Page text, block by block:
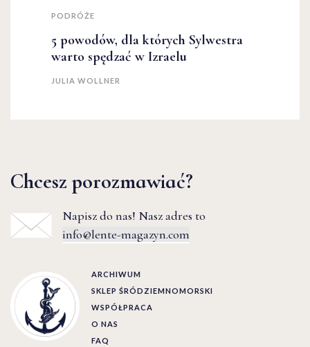
PODRÓŻE
5 powodów, dla których Sylwestra
warto spędzać w Izraelu
JULIA WOLLNER
Chcesz porozmawiać?
Napisz do nas! Nasz adres to
info@lente-magazyn.com
ARCHIWUM
SKLEP ŚRÓDZIEMNOMORSKI
WSPÓŁPRACA
O NAS
FAQ